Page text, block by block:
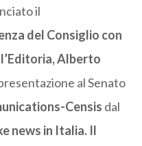
il
del Consiglio con
Alberto
al Senato
Censis dal
news in Italia. Il